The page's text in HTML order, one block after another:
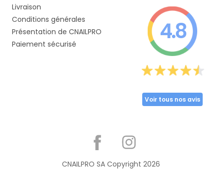
Livraison
Conditions générales
Présentation de CNAILPRO
Paiement sécurisé
4.8
Voir tous nos avis
CNAILPRO SA Copyright 2026